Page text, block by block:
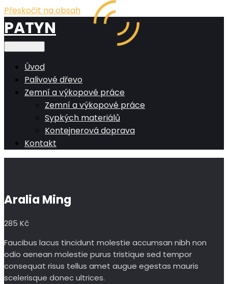
Přeskočit na obsah
PATYN
Úvod
Palivové dřevo
Zemní a výkopové práce
Zemní a výkopové práce
Sypkých materiálů
Kontejnerová doprava
Kontakt
Aralia Ming
285 Kč
Faucibus lacus tincidunt molestie accumsan nibh non
odio aenean molestie purus tristique sed tempor
consequat risus tellus amet augue egestas mauris
scelerisque donec ultrices.